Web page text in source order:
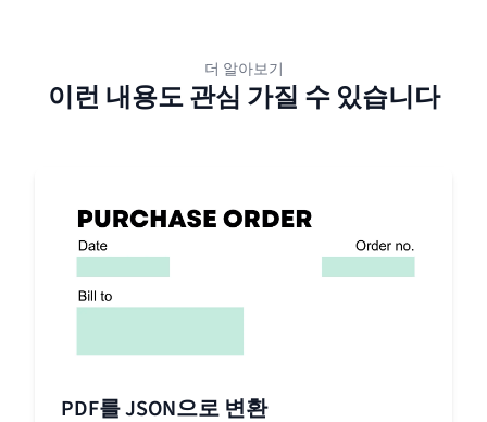
더 알아보기
이런 내용도 관심 가질 수 있습니다
PDF를 JSON으로 변환